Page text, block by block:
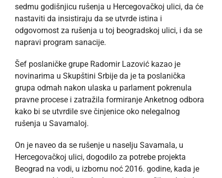
sedmu godišnjicu rušenja u Hercegovačkoj ulici, da će
nastaviti da insistiraju da se utvrde istina i
odgovornost za rušenja u toj beogradskoj ulici, i da se
napravi program sanacije.
Šef poslaničke grupe Radomir Lazović kazao je
novinarima u Skupštini Srbije da je ta poslanička
grupa odmah nakon ulaska u parlament pokrenula
pravne procese i zatražila formiranje Anketnog odbora
kako bi se utvrdile sve činjenice oko nelegalnog
rušenja u Savamaloj.
On je naveo da se rušenje u naselju Savamala, u
Hercegovačkoj ulici, dogodilo za potrebe projekta
Beograd na vodi, u izbornu noć 2016. godine, kada je